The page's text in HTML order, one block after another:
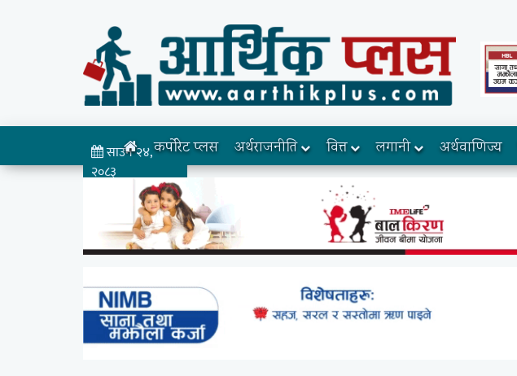
साउन २४,
२०८३
कर्पोरेट प्लस अर्थराजनीति वित्त लगानी अर्थवाणिज्य